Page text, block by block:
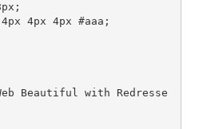
4px 4px #aaa;